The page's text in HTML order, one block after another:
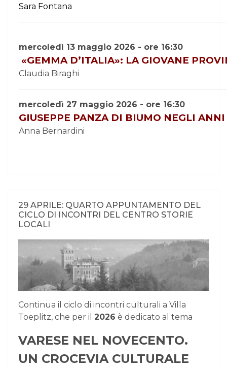
Sara Fontana
mercoledì 13 maggio 2026 - ore 16:30
«GEMMAD’ITALIA»: LA GIOVANE
Claudia Biraghi
mercoledì 27 maggio 2026 - ore 16:30
GIUSEPPE PANZA DI BIUMO NEGLI ANNI
Anna Bernardini
29 APRILE: QUARTO APPUNTAMENTO DEL
CICLO DI INCONTRI DEL CENTRO STORIE
LOCALI
Continua il ciclo di incontri culturali a Villa
Toeplitz, che per il 2026 è dedicato al tema
VARESE NEL NOVECENTO.
UN CROCEVIA CULTURALE